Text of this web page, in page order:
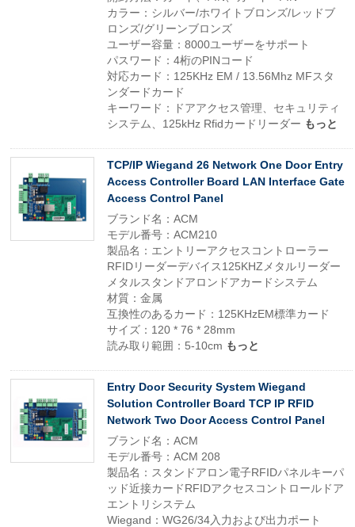
カラー：シルバー/ホワイトブロンズ/レッドブ
ロンズ/グリーンブロンズ
ユーザー容量：8000ユーザーをサポート
パスワード：4桁のPINコード
対応カード：125KHz EM / 13.56Mhz MFスタ
ンダードカード
キーワード：ドアアクセス管理、セキュリティ
システム、125kHz Rfidカードリーダー もっと
TCP/IP Wiegand 26 Network One Door Entry
Access Controller Board LAN Interface Gate
Access Control Panel
ブランド名：ACM
モデル番号：ACM210
製品名：エントリーアクセスコントローラー
RFIDリーダーデバイス125KHZメタルリーダー
メタルスタンドアロンドアカードシステム
材質：金属
互換性のあるカード：125KHzEM標準カード
サイズ：120 * 76 * 28mm
読み取り範囲：5-10cm もっと
Entry Door Security System Wiegand
Solution Controller Board TCP IP RFID
Network Two Door Access Control Panel
ブランド名：ACM
モデル番号：ACM 208
製品名：スタンドアロン電子RFIDパネルキーパ
ッド近接カードRFIDアクセスコントロールドア
エントリシステム
Wiegand：WG26/34入力および出力ポート